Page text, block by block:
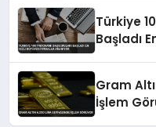
Türkiye
Başladı
Gram
İşlem